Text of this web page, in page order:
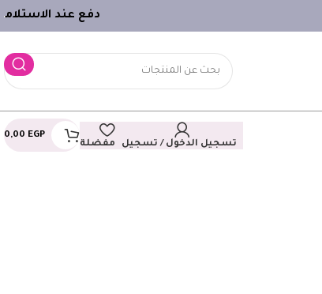
دفع عند الاستلامـ
تسجيل الدخول / تسجيل
مفضلة
0,00 EGP